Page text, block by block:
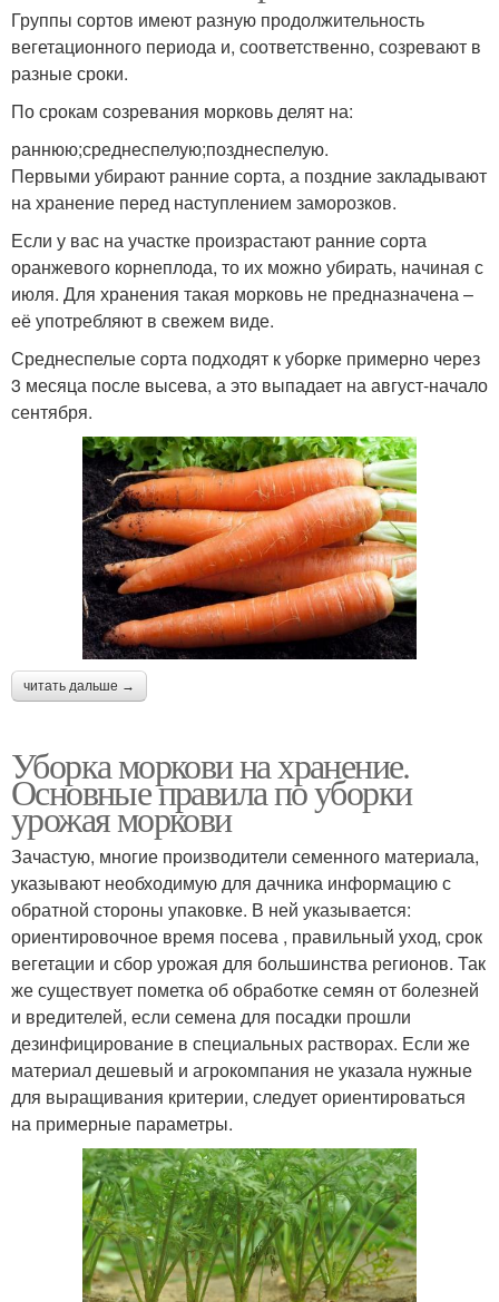
Группы сортов имеют разную продолжительность
вегетационного периода и, соответственно, созревают в
разные сроки.
По срокам созревания морковь делят на:
раннюю;среднеспелую;позднеспелую.
Первыми убирают ранние сорта, а поздние закладывают
на хранение перед наступлением заморозков.
Если у вас на участке произрастают ранние сорта
оранжевого корнеплода, то их можно убирать, начиная с
июля. Для хранения такая морковь не предназначена –
её употребляют в свежем виде.
Среднеспелые сорта подходят к уборке примерно через
3 месяца после высева, а это выпадает на август-начало
сентября.
читать дальше →
Уборка моркови на хранение.
Основные правила по уборки
урожая моркови
Зачастую, многие производители семенного материала,
указывают необходимую для дачника информацию с
обратной стороны упаковке. В ней указывается:
ориентировочное время посева , правильный уход, срок
вегетации и сбор урожая для большинства регионов. Так
же существует пометка об обработке семян от болезней
и вредителей, если семена для посадки прошли
дезинфицирование в специальных растворах. Если же
материал дешевый и агрокомпания не указала нужные
для выращивания критерии, следует ориентироваться
на примерные параметры.